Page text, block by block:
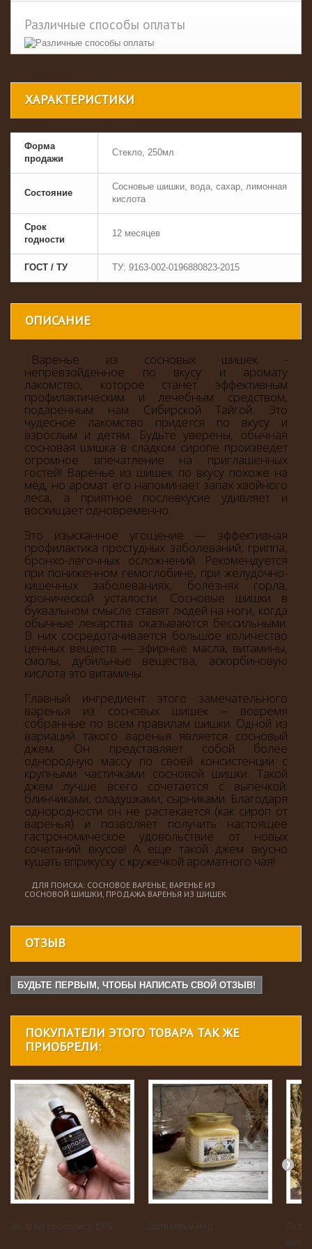
Различные способы оплаты
ХАРАКТЕРИСТИКИ
Форма
продажи
Стекло, 250мл
Состояние
Сосновые шишки, вода, сахар, лимонная
кислота
Срок
годности
12 месяцев
ГОСТ / ТУ ТУ: 9163-002-0196880823-2015
ОПИСАНИЕ
Варенье из сосновых шишек -
непревзойденное по вкусу и аромату
лакомство, которое станет эффективным
профилактическим и лечебным средством,
подаренным нам Сибирской Тайгой. Это
чудесное лакомство придется по вкусу и
взрослым и детям. Будьте уверены, обычная
сосновая шишка в сладком сиропе произведет
огромное впечатление на приглашенных
гостей! Варенье из шишек по вкусу похоже на
мёд, но аромат его напоминает запах хвойного
леса, а приятное послевкусие удивляет и
восхищает одновременно.
Это изысканное угощение — эффективная
профилактика простудных заболеваний, гриппа,
бронхо-легочных осложнений. Рекомендуется
при пониженном гемоглобине, при желудочно-
кишечных заболеваниях, болезнях горла,
хронической усталости. Сосновые шишки в
буквальном смысле ставят людей на ноги, когда
обычные лекарства оказываются бессильными.
В них сосредотачивается большое количество
ценных веществ — эфирные масла, витамины,
смолы, дубильные вещества, аскорбиновую
кислота это витамины.
Главный ингредиент этого замечательного
варенья из сосновых шишек – вовремя
собранные по всем правилам шишки. Одной из
вариаций такого варенья является сосновый
джем. Он представляет собой более
однородную массу по своей консистенции с
крупными частичками сосновой шишки. Такой
джем лучше всего сочетается с выпечкой:
блинчиками, оладушками, сырниками. Благодаря
однородности он не растекается (как сироп от
варенья) и позволяет получить настоящее
гастрономическое удовольствие от новых
сочетаний вкусов! А еще такой джем вкусно
кушать вприкуску с кружечкой ароматного чая!
ДЛЯ ПОИСКА: СОСНОВОЕ ВАРЕНЬЕ, ВАРЕНЬЕ ИЗ
СОСНОВОЙ ШИШКИ, ПРОДАЖА ВАРЕНЬЯ ИЗ ШИШЕК
ОТЗЫВ
БУДЬТЕ ПЕРВЫМ, ЧТОБЫ НАПИСАТЬ СВОЙ ОТЗЫВ!
ПОКУПАТЕЛИ ЭТОГО ТОВАРА ТАК ЖЕ
ПРИОБРЕЛИ:
Экстракт прополиса, 15% Дягилевый мёд